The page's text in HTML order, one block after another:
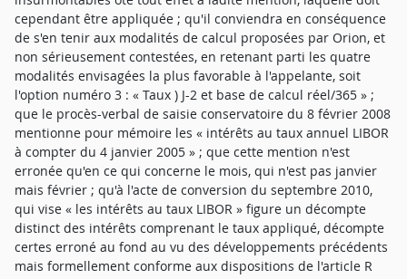
cependant être appliquée ; qu'il conviendra en conséquence
de s'en tenir aux modalités de calcul proposées par Orion, et
non sérieusement contestées, en retenant parti les quatre
modalités envisagées la plus favorable à l'appelante, soit
l'option numéro 3 : « Taux ) J-2 et base de calcul réel/365 » ;
que le procès-verbal de saisie conservatoire du 8 février 2008
mentionne pour mémoire les « intérêts au taux annuel LIBOR
à compter du 4 janvier 2005 » ; que cette mention n'est
erronée qu'en ce qui concerne le mois, qui n'est pas janvier
mais février ; qu'à l'acte de conversion du septembre 2010,
qui vise « les intérêts au taux LIBOR » figure un décompte
distinct des intérêts comprenant le taux appliqué, décompte
certes erroné au fond au vu des développements précédents
mais formellement conforme aux dispositions de l'article R